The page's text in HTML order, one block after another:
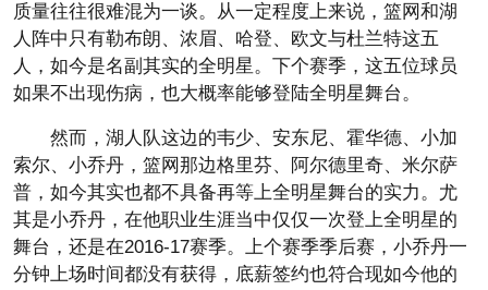
质量往往很难混为一谈。从一定程度上来说，篮网和湖
人阵中只有勒布朗、浓眉、哈登、欧文与杜兰特这五
人，如今是名副其实的全明星。下个赛季，这五位球员
如果不出现伤病，也大概率能够登陆全明星舞台。
然而，湖人队这边的韦少、安东尼、霍华德、小加
索尔、小乔丹，篮网那边格里芬、阿尔德里奇、米尔萨
普，如今其实也都不具备再等上全明星舞台的实力。尤
其是小乔丹，在他职业生涯当中仅仅一次登上全明星的
舞台，还是在2016-17赛季。上个赛季季后赛，小乔丹一
分钟上场时间都没有获得，底薪签约也符合现如今他的